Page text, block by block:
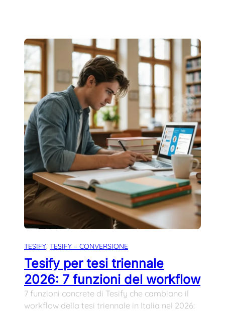
TESIFY, TESIFY – CONVERSIONE
Tesify per tesi triennale
2026: 7 funzioni del workflow
7 funzioni concrete di Tesify che cambiano il
workflow della tesi triennale in Italia nel 2026: